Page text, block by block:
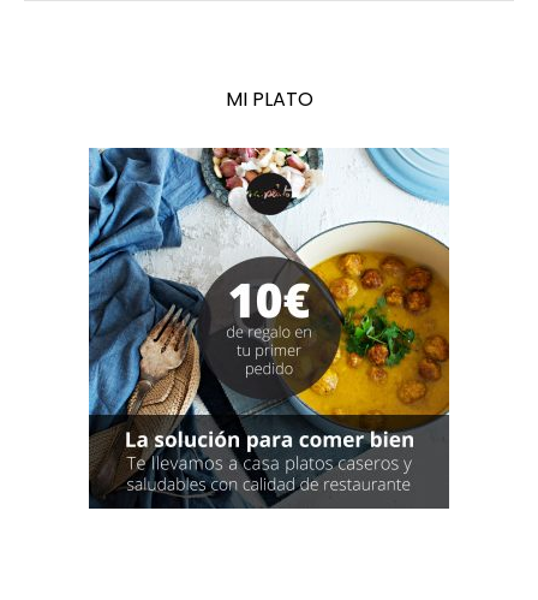
MI PLATO